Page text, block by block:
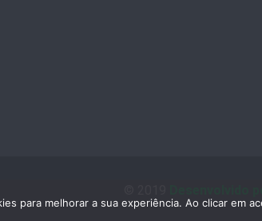
para melhorar a sua experiência. Ao clicar em